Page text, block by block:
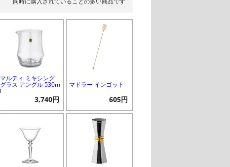
マルティ ミキシング
グラス アングル 530m
l
3,740円
マドラー インゴット
605円